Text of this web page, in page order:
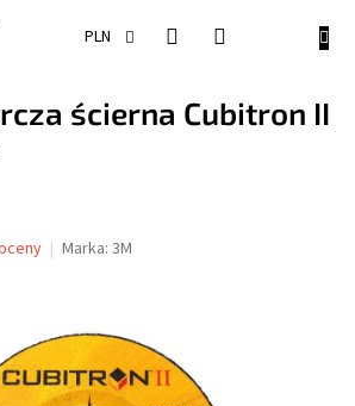
PLN
ścierna Cubitron II
Marka: 3M